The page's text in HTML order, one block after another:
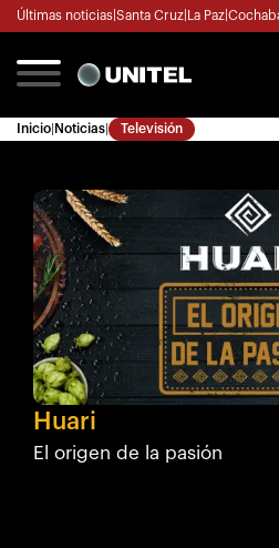
Últimas noticias Santa Cruz La Paz
Inicio Noticias Televisión
Huari
El origen de la pasión